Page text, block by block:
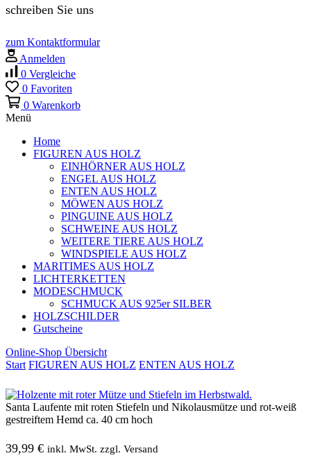
schreiben Sie uns
zum Kontaktformular
Anmelden
0 Vergleiche
0 Favoriten
0 Warenkorb
Menü
Home
FIGUREN AUS HOLZ
EINHÖRNER AUS HOLZ
ENGEL AUS HOLZ
ENTEN AUS HOLZ
MÖWEN AUS HOLZ
PINGUINE AUS HOLZ
SCHWEINE AUS HOLZ
WEITERE TIERE AUS HOLZ
WINDSPIELE AUS HOLZ
MARITIMES AUS HOLZ
LICHTERKETTEN
MODESCHMUCK
SCHMUCK AUS 925er SILBER
HOLZSCHILDER
Gutscheine
Online-Shop Übersicht
Start FIGUREN AUS HOLZ ENTEN AUS HOLZ
Santa Laufente mit roten Stiefeln und Nikolausmütze und rot-weiß
gestreiftem Hemd ca. 40 cm hoch
39,99 € inkl. MwSt. zzgl. Versand